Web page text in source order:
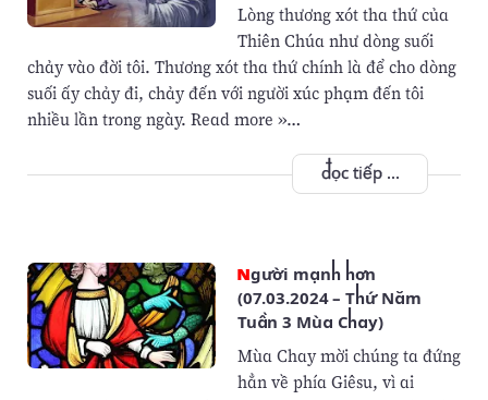
Lòng thương xót tha thứ của
Thiên Chúa như dòng suối
chảy vào đời tôi. Thương xót tha thứ chính là để cho dòng
suối ấy chảy đi, chảy đến với người xúc phạm đến tôi
nhiều lần trong ngày. Read more »…
đọc tiếp ...
Người mạnh hơn
(07.03.2024 – Thứ Năm
Tuần 3 Mùa Chay)
Mùa Chay mời chúng ta đứng
hẳn về phía Giêsu, vì ai